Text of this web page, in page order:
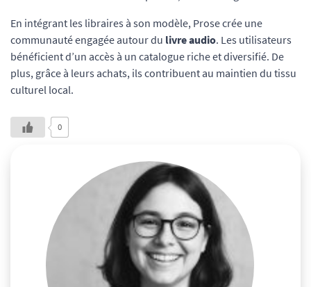
En intégrant les libraires à son modèle, Prose crée une
communauté engagée autour du livre audio. Les utilisateurs
bénéficient d’un accès à un catalogue riche et diversifié. De
plus, grâce à leurs achats, ils contribuent au maintien du tissu
culturel local.
0